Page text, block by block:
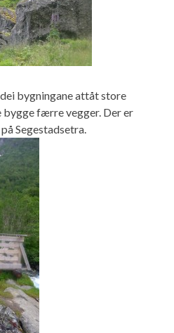
bygningane attåt store
bygge færre vegger. Der er
Segestadsetra.